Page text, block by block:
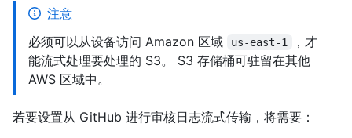
注意
必须可以从设备访问 Amazon 区域
us-east-1
，才
能流式处理要处理的 S3。 S3 存储桶可驻留在其他
AWS 区域中。
若要设置从 GitHub 进行审核日志流式传输，将需要：